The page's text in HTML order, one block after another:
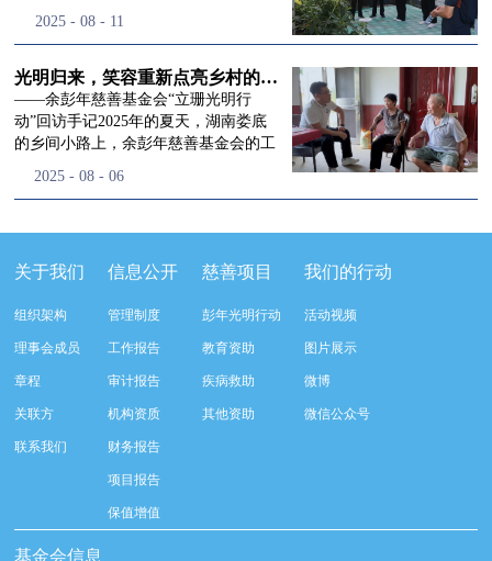
民、济世利人"的慈善理念所做出的突
流程，完成了新一届治理层的选举任
命，全新的第四届理事会正式组建完
成：选举彭志兵、徐滨、彭新英、李
栋、李玲辉、郭启兴、梅鑫为余彭年慈
余彭年慈善基金会第四届理事会监事。
徐滨先生当选余彭年慈善基金会第四届
先生依次为新一任理事长徐滨先生及秘
新起点上，基金会将始终坚守创立初
心，继续沿着余彭年先生的慈善足迹稳
步前行：一方面将持续巩固已有的品牌
公益项目优势，把帮扶资源更精准地向
索适配新时代公益环境的创新路径，联
动更多社会爱心力量，搭建更透明、更
阔的角落，用实际行动践行"取之于社
会、用之于社会"的公益承诺。未来，
余彭年慈善基金会将在新一届理事会的
带领下，以更饱满的热忱投身公益慈善
市与县域，一趟趟奔赴偏远地区，只为
景，这份认可，也让我们更加笃定前行
的脚步。启动仪式落幕之后，我们没有
即刻返程，联合赤峰市残联的工作人
员、专业医护队伍走入乡间小路，随机
小路弯弯曲曲，两边是繁茂的林木，我
家中。简朴的乡村民居陈设简单，老人
往日家中大大小小的农活，全都压在了
老伴一人肩上。此前季爷爷的左眼早已
彻底失明，卧床的日子里视野一片昏
暗，行动受限再加上双目近乎失明，老
人常常对往后的生活满心忧虑。得益于
去年项目开展的右眼手术，如今他的右
眼重获视力，平日里能够看清手机屏
幕，简单的日常起居也可以自己打理不
少。聊天的时候季爷爷语气满是庆
幸：“本来走路就不利索，要是双眼都
看不见，真的不敢设想往后的日子。现
欣以及余彭年慈善基金会志愿者姜颖妍
峰市残联理事长孙德欣对我们“彭年光
明行动”给予了高度的肯定，他表示“彭
年光明行动”不仅仅是帮助白内障患者
恢复光明，最重要的是减轻了患者家庭
事业的生动体现。随后余彭年慈善基金
光明行动”在内蒙的点点滴滴，并希望
覆盖，加强术后随访与科普宣传，同时
仪式后余彭年慈善基金会一行实地探访
了项目实施的一线情况，详细了解了患
流程就诊环节。 探访结束后，我们一行
开始对参与项目的患者进行了随机的回
项目的患者进行了随机的回访。居住在
松山区三道井子村的王奶奶左眼一直视
检查治疗。村里的赵书记在走访过程中
2025 - 08 - 11
光明归来，笑容重新点亮乡村的角落
——余彭年慈善基金会“立珊光明行
动”回访手记2025年的夏天，湖南娄底
的乡间小路上，余彭年慈善基金会的工
着一份特别的牵挂，走进了一个个普通
曾经被白内障困扰的老人，在接受
发生了怎样的变化。“现在能看清菜苗
来到涟源市渡头塘乡洪家村。72岁的曾
爷爷正在自家菜地里忙碌。他曾是村里
见，另一只眼睛的视力也越来越差。以
前，他看不清鱼塘的水位，也分不清菜
术后，眼睛亮堂多了！”老人笑着说。
现在，他能清楚地看到鱼塘里鱼儿游动
杂草。尽管手部有残疾，但他在田埂上
2025 - 08 - 06
关于我们
组织架构
理事会成员
章程
关联方
联系我们
信息公开
管理制度
工作报告
审计报告
机构资质
财务报告
项目报告
保值增值
慈善项目
彭年光明行动
教育资助
疾病救助
其他资助
我们的行动
活动视频
图片展示
微博
微信公众号
基金会信息